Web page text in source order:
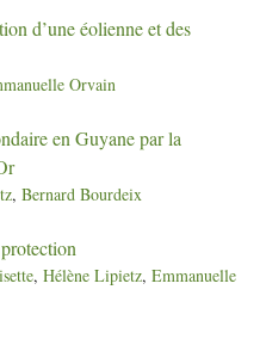
d’une éolienne et des
Orvain
en Guyane par la
, Bernard Bourdeix
, Hélène Lipietz, Emmanuelle